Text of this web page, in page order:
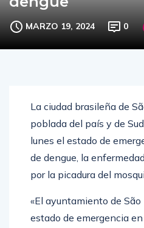
MARZO 19, 2024 0
La ciudad brasileña de
poblada del país y de
lunes el estado de
de dengue, la
por la picadura del
«El ayuntamiento de São
estado de emergencia